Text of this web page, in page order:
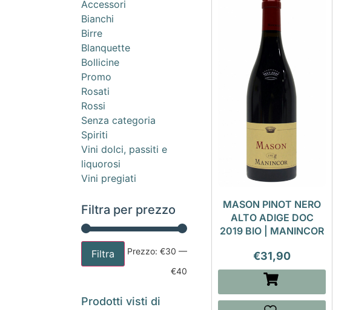
Accessori
Bianchi
Birre
Blanquette
Bollicine
Promo
Rosati
Rossi
Senza categoria
Spiriti
Vini dolci, passiti e
liquorosi
Vini pregiati
Filtra per prezzo
Filtra Prezzo:€30 —
€40
Prodotti visti di
MASON PINOT NERO
ALTO ADIGE DOC
2019 BIO | MANINCOR
€31,90